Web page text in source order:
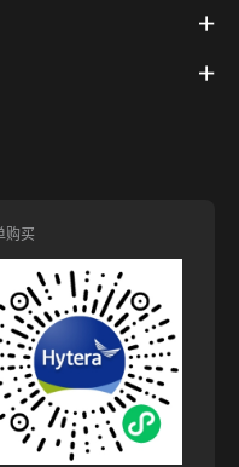
购买